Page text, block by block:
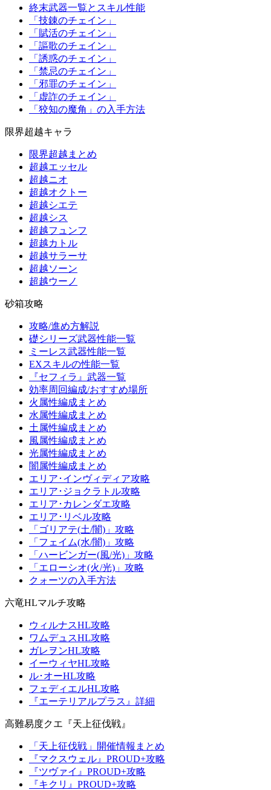
終末武器一覧とスキル性能
「技錬のチェイン」
「賦活のチェイン」
「謳歌のチェイン」
「誘惑のチェイン」
「禁忌のチェイン」
「邪罪のチェイン」
「虚詐のチェイン」
「狡知の魔角」の入手方法
限界超越キャラ
限界超越まとめ
超越エッセル
超越ニオ
超越オクトー
超越シエテ
超越シス
超越フュンフ
超越カトル
超越サラーサ
超越ソーン
超越ウーノ
砂箱攻略
攻略/進め方解説
礎シリーズ武器性能一覧
ミーレス武器性能一覧
EXスキルの性能一覧
『セフィラ』武器一覧
効率周回編成/おすすめ場所
火属性編成まとめ
水属性編成まとめ
土属性編成まとめ
風属性編成まとめ
光属性編成まとめ
闇属性編成まとめ
エリア･インヴィディア攻略
エリア･ジョクラトル攻略
エリア･カレンダエ攻略
エリア･リベル攻略
「ゴリアテ(土/闇)」攻略
「フェイム(水/闇)」攻略
「ハービンガー(風/光)」攻略
「エローシオ(火/光)」攻略
クォーツの入手方法
六竜HLマルチ攻略
ウィルナスHL攻略
ワムデュスHL攻略
ガレヲンHL攻略
イーウィヤHL攻略
ル･オーHL攻略
フェディエルHL攻略
『エーテリアルプラス』詳細
高難易度クエ『天上征伐戦』
「天上征伐戦」開催情報まとめ
『マクスウェル』PROUD+攻略
『ツヴァイ』PROUD+攻略
『キクリ』PROUD+攻略